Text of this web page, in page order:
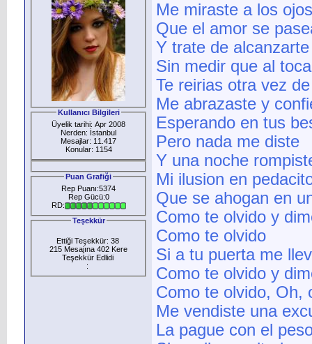
Kullanıcı Bilgileri
Üyelik tarihi: Apr 2008
Nerden: İstanbul
Mesajlar: 11.417
Konular: 1154
Puan Grafiği
Rep Puanı:5374
Rep Gücü:0
RD:
Teşekkür
Ettiği Teşekkür: 38
215 Mesajına 402 Kere
Teşekkür Edlidi
:
Me miraste a los
Que el amor se
Y trate de alcanzarte
Sin medir que al
Te reirias otra vez
Me abrazaste y
Esperando en tus
Pero nada me diste
Y una noche
Mi ilusion en
Que se ahogan en
Como te olvido y
Como te olvido
Si a tu puerta me
Como te olvido y
Como te olvido, Oh,
Me vendiste una
La pague con el